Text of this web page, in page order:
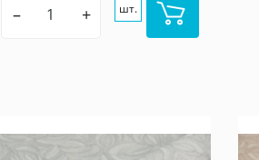
– + шт.